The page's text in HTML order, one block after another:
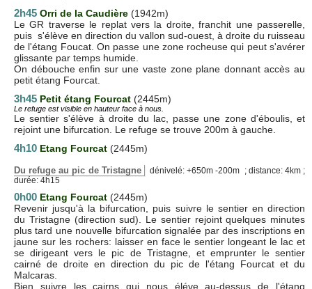
2h45 Orri de la Caudière (1942m)
Le GR traverse le replat vers la droite, franchit une passerelle,
puis s'élève en direction du vallon sud-ouest, à droite du ruisseau
de l'étang Foucat. On passe une zone rocheuse qui peut s'avérer
glissante par temps humide.
On débouche enfin sur une vaste zone plane donnant accès au
petit étang Fourcat.
3h45 Petit étang Fourcat (2445m)
Le refuge est visible en hauteur face à nous.
Le sentier s'élève à droite du lac, passe une zone d'éboulis, et
rejoint une bifurcation. Le refuge se trouve 200m à gauche.
4h10 Etang Fourcat (2445m)
Du refuge au pic de Tristagne
dénivelé: +650m -200m ; distance: 4km ;
durée: 4h15
0h00 Etang Fourcat (2445m)
Revenir jusqu'à la bifurcation, puis suivre le sentier en direction
du Tristagne (direction sud). Le sentier rejoint quelques minutes
plus tard une nouvelle bifurcation signalée par des inscriptions en
jaune sur les rochers: laisser en face le sentier longeant le lac et
se dirigeant vers le pic de Tristagne, et emprunter le sentier
cairné de droite en direction du pic de l'étang Fourcat et du
Malcaras.
Bien suivre les cairns qui nous éléve au-dessus de l'étang